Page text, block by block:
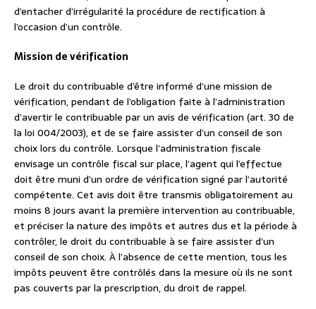
d’entacher d’irrégularité la procédure de rectification à
l’occasion d’un contrôle.
Mission de vérification
Le droit du contribuable d’être informé d’une mission de
vérification, pendant de l’obligation faite à l’administration
d’avertir le contribuable par un avis de vérification (art. 30 de
la loi 004/2003), et de se faire assister d’un conseil de son
choix lors du contrôle. Lorsque l’administration fiscale
envisage un contrôle fiscal sur place, l’agent qui l’effectue
doit être muni d’un ordre de vérification signé par l’autorité
compétente. Cet avis doit être transmis obligatoirement au
moins 8 jours avant la première intervention au contribuable,
et préciser la nature des impôts et autres dus et la période à
contrôler, le droit du contribuable à se faire assister d’un
conseil de son choix. À l’absence de cette mention, tous les
impôts peuvent être contrôlés dans la mesure où ils ne sont
pas couverts par la prescription, du droit de rappel.